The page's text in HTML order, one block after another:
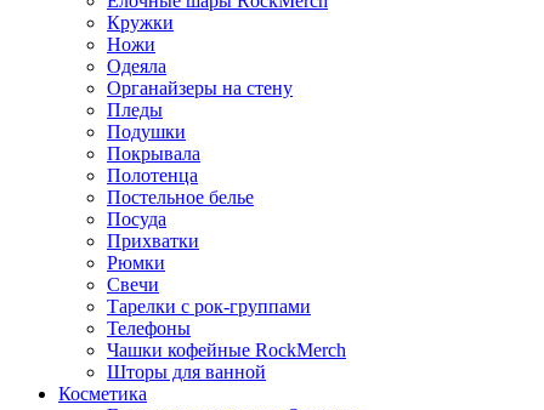
Кружки
Ножи
Одеяла
Органайзеры на стену
Пледы
Подушки
Покрывала
Полотенца
Постельное белье
Посуда
Прихватки
Рюмки
Свечи
Тарелки с рок-группами
Телефоны
Чашки кофейные RockMerch
Шторы для ванной
Косметика